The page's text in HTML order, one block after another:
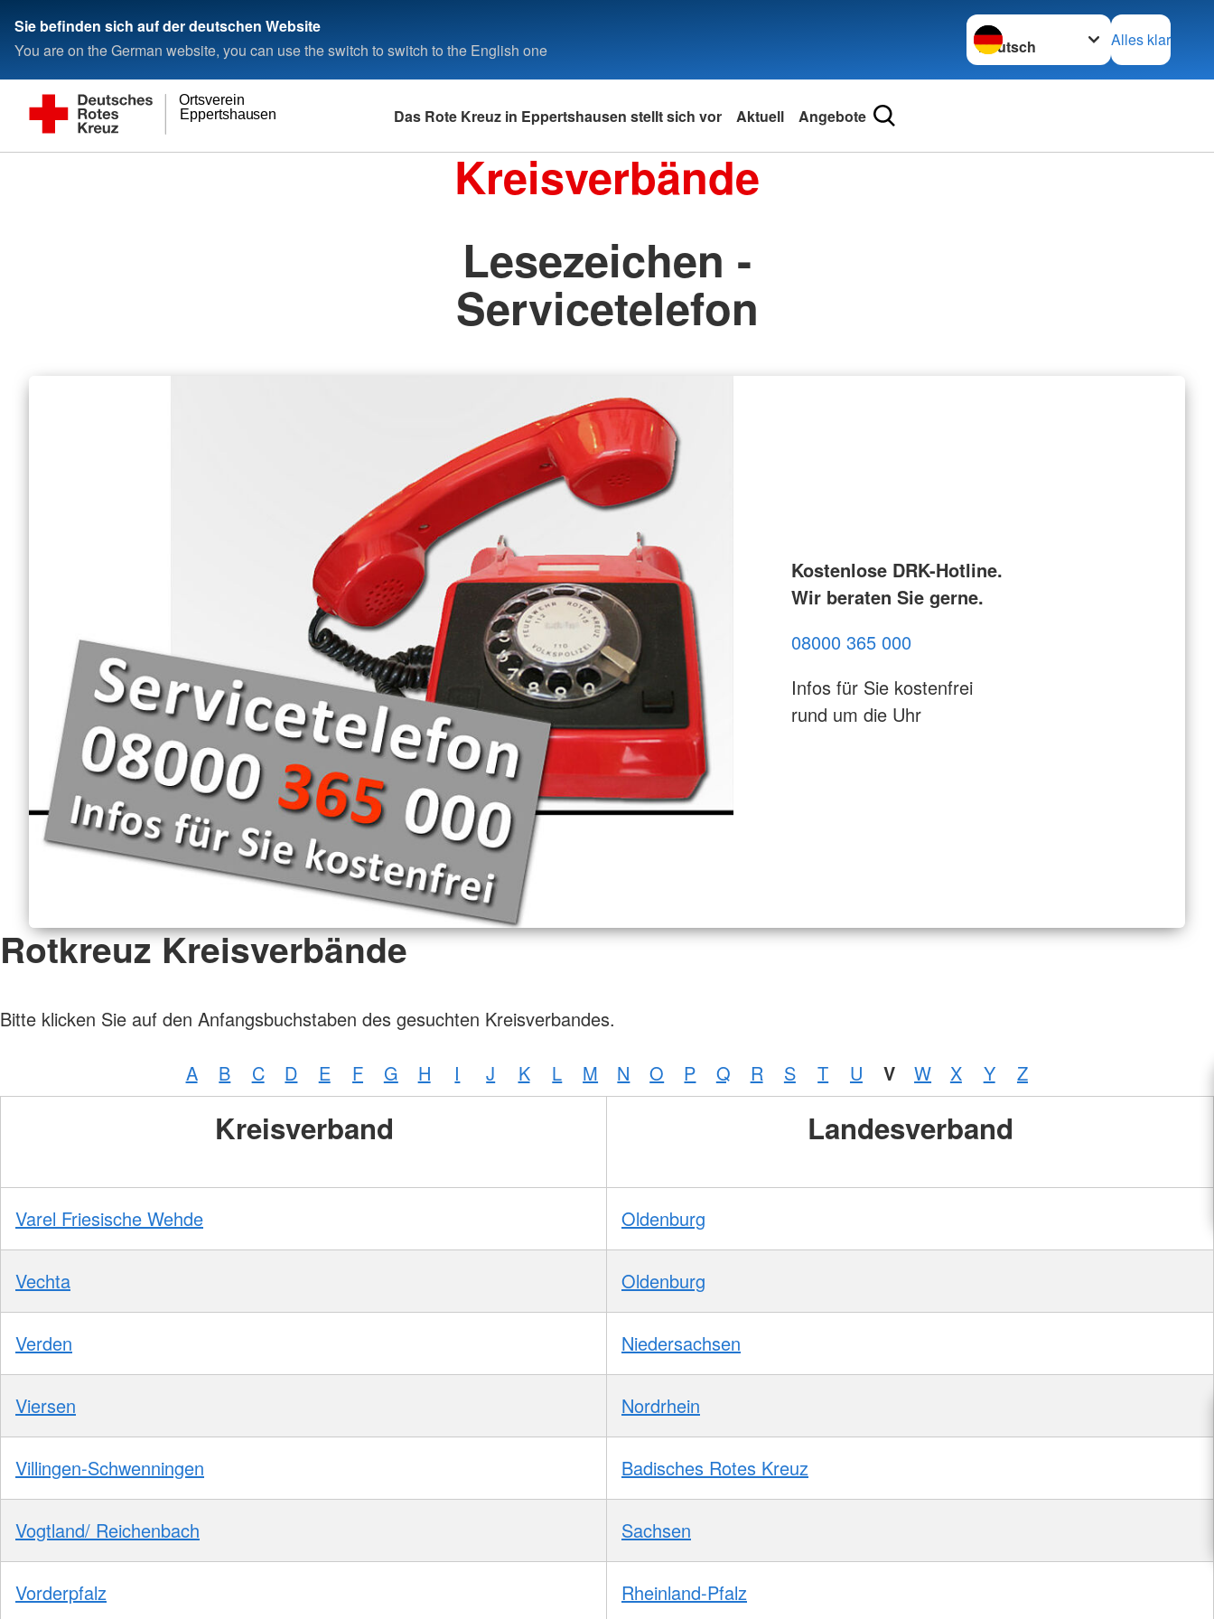
Sie befinden sich auf der deutschen Website
You are on the German website, you can use the switch to switch to the English one
Sprache wechseln zu
Alles klar
Eppertshausen
Ortsverein
Das Rote Kreuz in Eppertshausen stellt sich vor Aktuell Angebote
Kreisverbände
Lesezeichen -
Servicetelefon
Kostenlose DRK-Hotline.
Wir beraten Sie gerne.
08000 365 000
Infos für Sie kostenfrei
rund um die Uhr
Rotkreuz Kreisverbände
Bitte klicken Sie auf den Anfangsbuchstaben des gesuchten Kreisverbandes.
A B C D E F G H I J K L M N O P Q R S T U V W X Y Z
Kreisverband Landesverband
Varel Friesische Wehde Oldenburg
Vechta Oldenburg
Verden Niedersachsen
Viersen Nordrhein
Villingen-Schwenningen Badisches Rotes Kreuz
Vogtland/ Reichenbach Sachsen
Vorderpfalz Rheinland-Pfalz